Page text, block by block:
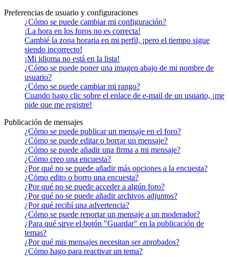
Preferencias de usuario y configuraciones
¿Cómo se puede cambiar mi configuración?
¡La hora en los foros no es correcta!
Cambié la zona horaria en mi perfil, ¡pero el tiempo sigue
siendo incorrecto!
¡Mi idioma no está en la lista!
¿Cómo se puede poner una imagen abajo de mi nombre de
usuario?
¿Cómo se puede cambiar mi rango?
Cuando hago clic sobre el enlace de e-mail de un usuario, ¡me
pide que me registre!
Publicación de mensajes
¿Cómo se puede publicar un mensaje en el foro?
¿Cómo se puede editar o borrar un mensaje?
¿Cómo se puede añadir una firma a mi mensaje?
¿Cómo creo una encuesta?
¿Por qué no se puede añadir más opciones a la encuesta?
¿Cómo edito o borro una encuesta?
¿Por qué no se puede acceder a algún foro?
¿Por qué no se puede añadir archivos adjuntos?
¿Por qué recibí una advertencia?
¿Cómo se puede reportar un mensaje a un moderador?
¿Para qué sirve el botón "Guardar" en la publicación de
temas?
¿Por qué mis mensajes necesitan ser aprobados?
¿Cómo hago para reactivar un tema?